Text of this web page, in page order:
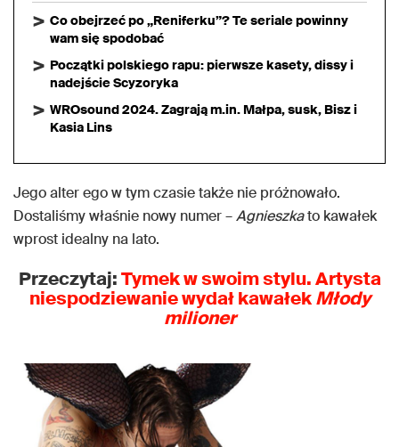
Co obejrzeć po „Reniferku”? Te seriale powinny
wam się spodobać
Początki polskiego rapu: pierwsze kasety, dissy i
nadejście Scyzoryka
WROsound 2024. Zagrają m.in. Małpa, susk, Bisz i
Kasia Lins
Jego alter ego w tym czasie także nie próżnowało.
Dostaliśmy właśnie nowy numer –Agnieszkato kawałek
wprost idealny na lato.
Przeczytaj:Tymek w swoim stylu. Artysta
niespodziewanie wydał kawałekMłody
milioner